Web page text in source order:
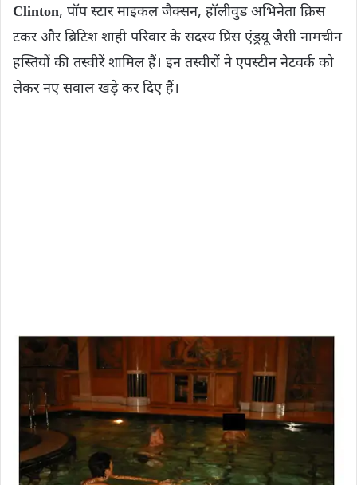
Clinton, पॉप स्टार माइकल जैक्सन, हॉलीवुड अभिनेता क्रिस
टकर और ब्रिटिश शाही परिवार के सदस्य प्रिंस एंड्रयू जैसी नामचीन
हस्तियों की तस्वीरें शामिल हैं। इन तस्वीरों ने एपस्टीन नेटवर्क को
लेकर नए सवाल खड़े कर दिए हैं।